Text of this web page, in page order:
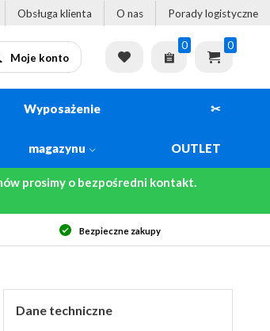
Obsługa klienta O nas Porady logistyczne
Moje konto
0 0
Wyposażenie
magazynu
✂
OUTLET
prosimy o bezpośredni kontakt.
Bezpieczne zakupy
Dane techniczne